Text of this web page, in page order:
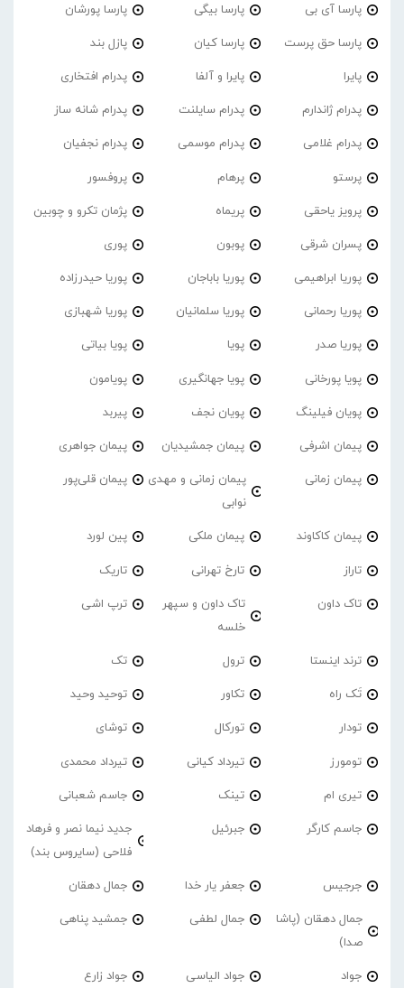
پارسا آی بی پارسا بیگی پارسا پورشان
پارسا حق پرست پارسا کیان پازل بند
پایرا پایرا و آلفا پدرام افتخاری
پدرام ژاندارم پدرام‌ سایلنت پدرام شانه ساز
پدرام غلامی پدرام موسمی پدرام نجفیان
پرستو پرهام پروفسور
پرویز یاحقی پریماه پژمان تکرو و چوبین
پسران شرقی پوبون پوری
پوریا ابراهیمی پوریا باباجان پوریا حیدرزاده
پوریا رحمانی پوریا سلمانیان پوریا شهبازی
پوریا صدر پویا پویا بیاتی
پویا پورخانی پویا جهانگیری پویامون
پویان فیلینگ پویان نجف پیربد
پیمان اشرفی پیمان جمشیدیان پیمان جواهری
پیمان زمانی
پیمان زمانی و مهدی
نوابی
پیمان قلی‌پور
پیمان کاکاوند پیمان ملکی پین لورد
تاراز تارخ تهرانی تاریک
تاک داون
تاک داون و سپهر
خلسه
ترپ اشی
ترند اینستا ترول تک
تَک راه تکاور توحید وحید
تودار تورکال توشای
تومورز تیرداد کیانی تیرداد محمدی
تیری ام تینک جاسم شعبانی
جاسم کارگر جبرئیل
جدید نیما نصر و فرهاد
فلاحی (سایروس بند)
جرجیس جعفر یار خدا جمال دهقان
جمال دهقان (پاشا
صدا)
جمال لطفی جمشید پناهی
جواد جواد الیاسی جواد زارع